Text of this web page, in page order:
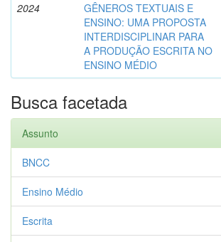
2024
GÊNEROS TEXTUAIS E
ENSINO: UMA PROPOSTA
INTERDISCIPLINAR PARA
A PRODUÇÃO ESCRITA NO
ENSINO MÉDIO
Busca facetada
Assunto
BNCC
Ensino Médio
Escrita